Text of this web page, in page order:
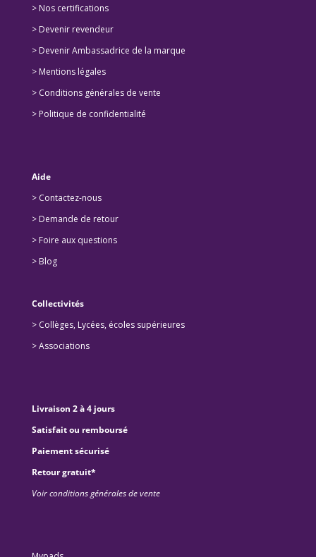
> Nos certifications
> Devenir revendeur
> Devenir Ambassadrice de la marque
> Mentions légales
> Conditions générales de vente
> Politique de confidentialité
Aide
> Contactez-nous
> Demande de retour
> Foire aux questions
> Blog
Collectivités
> Collèges, Lycées, écoles supérieures
>Associations
Livraison 2 à 4 jours
Satisfait ou remboursé
Paiement sécurisé
Retour gratuit*
Voir conditions générales de vente